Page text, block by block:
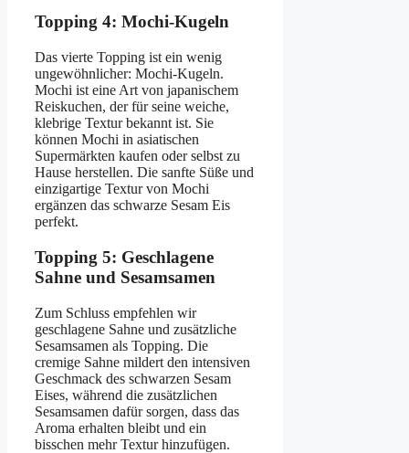
Topping 4: Mochi-Kugeln
Das vierte Topping ist ein wenig
ungewöhnlicher: Mochi-Kugeln.
Mochi ist eine Art von japanischem
Reiskuchen, der für seine weiche,
klebrige Textur bekannt ist. Sie
können Mochi in asiatischen
Supermärkten kaufen oder selbst zu
Hause herstellen. Die sanfte Süße und
einzigartige Textur von Mochi
ergänzen das schwarze Sesam Eis
perfekt.
Topping 5: Geschlagene
Sahne und Sesamsamen
Zum Schluss empfehlen wir
geschlagene Sahne und zusätzliche
Sesamsamen als Topping. Die
cremige Sahne mildert den intensiven
Geschmack des schwarzen Sesam
Eises, während die zusätzlichen
Sesamsamen dafür sorgen, dass das
Aroma erhalten bleibt und ein
bisschen mehr Textur hinzufügen.